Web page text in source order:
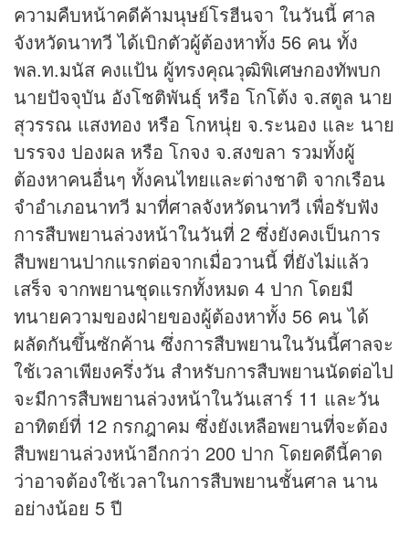
ความคืบหน้าคดีค้ามนุษย์โรฮีนจา ในวันนี้ ศาล
จังหวัดนาทวี ได้เบิกตัวผู้ต้องหาทั้ง 56 คน ทั้ง
พล.ท.มนัส คงแป้น ผู้ทรงคุณวุฒิพิเศษกองทัพบก
นายปัจจุบัน อังโชติพันธุ์ หรือ โกโต้ง จ.สตูล นาย
สุวรรณ แสงทอง หรือ โกหนุ่ย จ.ระนอง และ นาย
บรรจง ปองผล หรือ โกจง จ.สงขลา รวมทั้งผู้
ต้องหาคนอื่นๆ ทั้งคนไทยและต่างชาติ จากเรือน
จำอำเภอนาทวี มาที่ศาลจังหวัดนาทวี เพื่อรับฟัง
การสืบพยานล่วงหน้าในวันที่ 2 ซึ่งยังคงเป็นการ
สืบพยานปากแรกต่อจากเมื่อวานนี้ ที่ยังไม่แล้ว
เสร็จ จากพยานชุดแรกทั้งหมด 4 ปาก โดยมี
ทนายความของฝ่ายของผู้ต้องหาทั้ง 56 คน ได้
ผลัดกันขึ้นซักค้าน ซึ่งการสืบพยานในวันนี้ศาลจะ
ใช้เวลาเพียงครึ่งวัน สำหรับการสืบพยานนัดต่อไป
จะมีการสืบพยานล่วงหน้าในวันเสาร์ 11 และวัน
อาทิตย์ที่ 12 กรกฎาคม ซึ่งยังเหลือพยานที่จะต้อง
สืบพยานล่วงหน้าอีกกว่า 200 ปาก โดยคดีนี้คาด
ว่าอาจต้องใช้เวลาในการสืบพยานชั้นศาล นาน
อย่างน้อย 5 ปี